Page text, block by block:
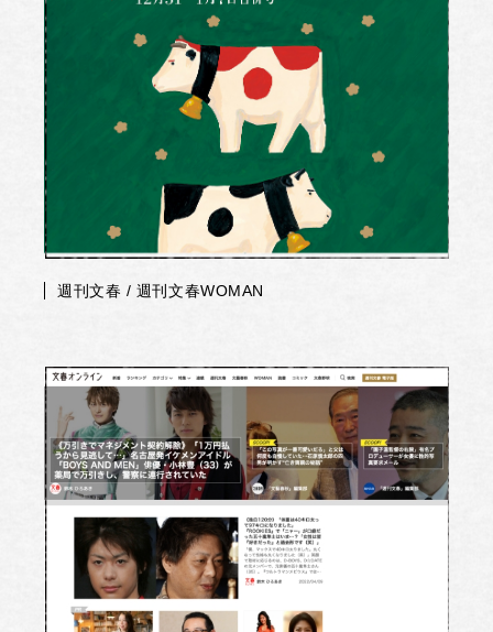
週刊文春 / 週刊文春WOMAN